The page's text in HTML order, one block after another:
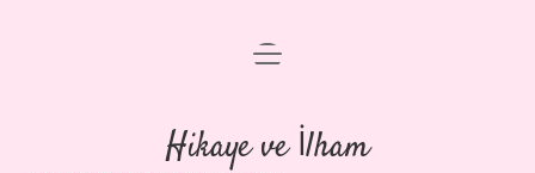
Anasayfa
Gizlilik Politikası
menüyü
Hikaye ve İlham